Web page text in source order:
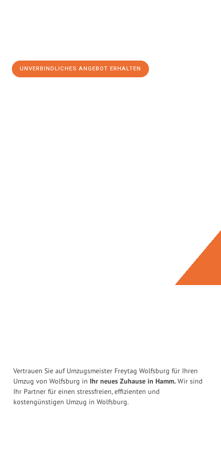
UNVERBINDLICHES ANGEBOT ERHALTEN
Vertrauen Sie auf Umzugsmeister Freytag Wolfsburg für Ihren
Umzug von Wolfsburg in Ihr neues Zuhause in Hamm. Wir sind
Ihr Partner für einen stressfreien, effizienten und
kostengünstigen Umzug in Wolfsburg.